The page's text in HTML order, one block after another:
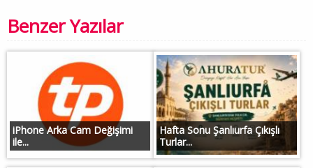
Benzer Yazılar
iPhone Arka Cam Değişimi
ile...
Hafta Sonu Şanlıurfa Çıkışlı
Turlar...